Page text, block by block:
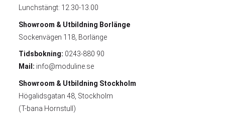
Lunchstängt: 12.30-13.00
Showroom & Utbildning Borlänge
Sockenvägen 118, Borlänge
Tidsbokning: 0243-880 90
Mail: info@moduline.se
Showroom & Utbildning Stockholm
Högalidsgatan 48, Stockholm
(T-bana Hornstull)